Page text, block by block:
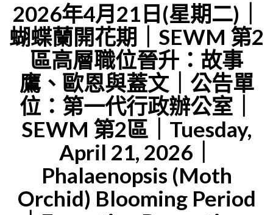
集
團
(STARRY
EAGLE
GROUP，
SEG)
｜
告
單
位：
2026年4月21日(星期二)｜
蝴蝶蘭開花期｜SEWM 第2
區高層職位晉升：故事
鷹、歐恩與蓋文｜公告單
位：第一代行政辦公室｜
SEWM 第2區｜Tuesday,
April 21, 2026｜
Phalaenopsis (Moth
Orchid) Blooming Period